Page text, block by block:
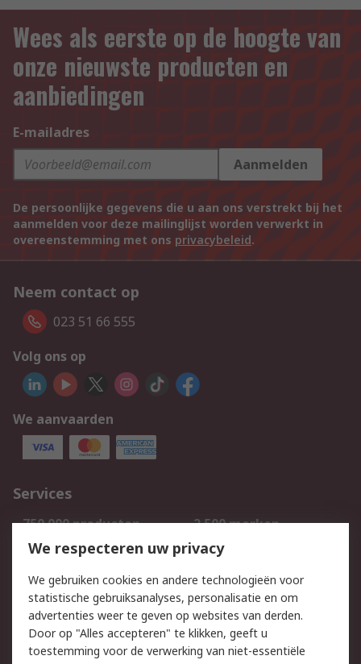
Wees als eerste op de hoogte van
onze nieuwste producten en
aanbiedingen
E-mailadres
Aanmelden
De persoonlijke gegevens die u aan ons verstrekt bij het
aanmelden voor deze mailinglijst worden verwerkt in
overeenstemming met ons privacybeleid.
Neem contact op
023 51 66 555
Volg ons op
We aanvaarden
Services
750.000 producten
2.500 merken
Bestellen
Inkoopoplossingen
Track & Trace
Wettelijk
We respecteren uw privacy
We gebruiken cookies en andere technologieën voor
statistische gebruiksanalyses, personalisatie en om
advertenties weer te geven op websites van derden.
Door op "Alles accepteren" te klikken, geeft u
toestemming voor de verwerking van niet-essentiële